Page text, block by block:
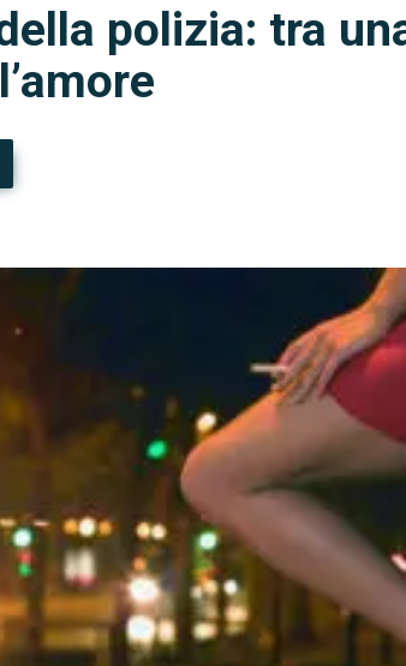
polizia: tra